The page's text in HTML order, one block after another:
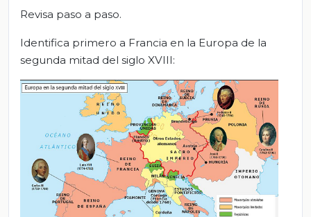
Revisa paso a paso.
Identifica primero a Francia en la Europa de la
segunda mitad del siglo XVIII: